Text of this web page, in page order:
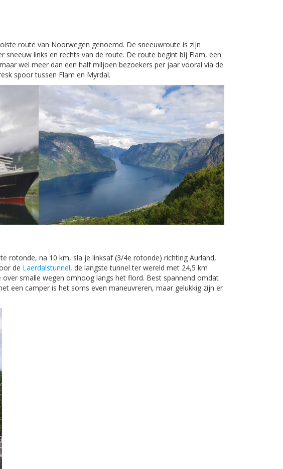
route van Noorwegen genoemd. De sneeuwroute is zijn
links en rechts van de route. De route begint bij Flam, een
wel meer dan een half miljoen bezoekers per jaar vooral via de
spoor tussen Flam en Myrdal.
rotonde, na 10 km, sla je linksaf (3/4e rotonde) richting Aurland,
de Laerdalstunnel, de langste tunnel ter wereld met 24,5 km
smalle wegen omhoog langs het flord. Best spannend omdat
een camper is het soms even maneuvreren, maar gelukkig zijn er